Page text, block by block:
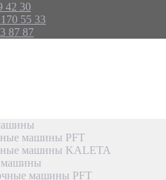
42 30
55 33
87 87
машины PFT
машины KALETA
машины
машины PFT